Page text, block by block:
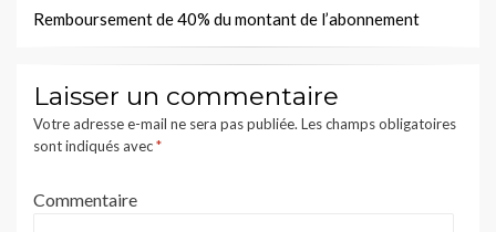
Remboursement de 40% du montant de l’abonnement
Laisser un commentaire
Votre adresse e-mail ne sera pas publiée. Les champs obligatoires
sont indiqués avec*
Commentaire